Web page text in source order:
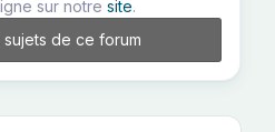
sur notre site.
sujets de ce forum